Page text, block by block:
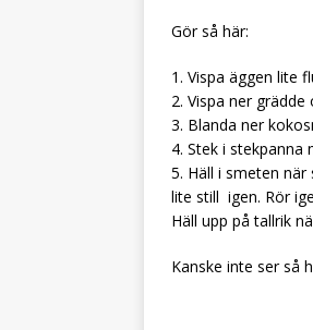
Gör så här:
1. Vispa äggen lite
2. Vispa ner grädde
3. Blanda ner
4. Stek i stekpanna
5. Häll i smeten
lite still igen. Rör
Häll upp på tallrik
Kanske inte ser så